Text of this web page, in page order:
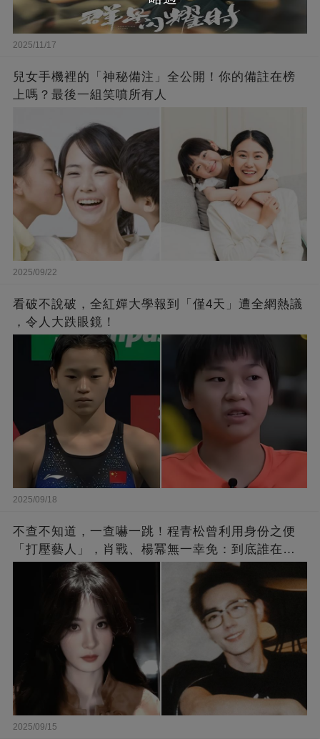
2025/11/17
兒女手機裡的「神秘備注」全公開！你的備註在榜
上嗎？最後一組笑噴所有人
2025/09/22
看破不說破，全紅嬋大學報到「僅4天」遭全網熱議
，令人大跌眼鏡！
2025/09/18
不查不知道，一查嚇一跳！程青松曾利用身份之便
「打壓藝人」，肖戰、楊冪無一幸免：到底誰在給
2025/09/15